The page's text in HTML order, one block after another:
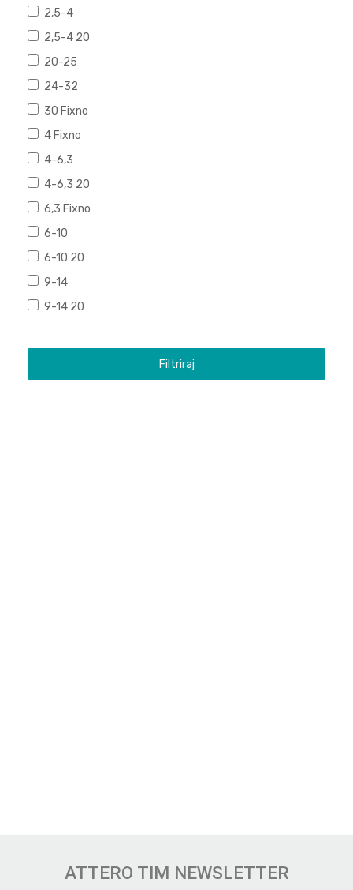
2,5-4
2,5-4 20
20-25
24-32
30 Fixno
4 Fixno
4-6,3
4-6,3 20
6,3 Fixno
6-10
6-10 20
9-14
9-14 20
Filtriraj
ATTERO TIM NEWSLETTER